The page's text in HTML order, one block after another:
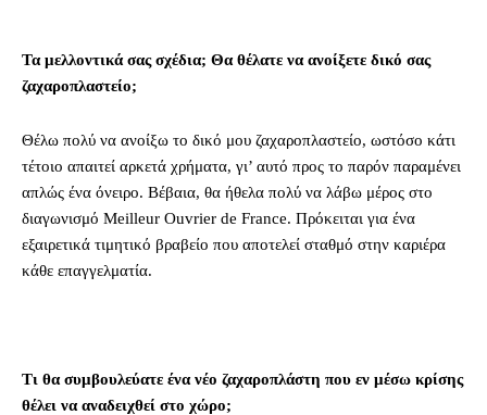
Τα μελλοντικά σας σχέδια; Θα θέλατε να ανοίξετε δικό σας
ζαχαροπλαστείο;
Θέλω πολύ να ανοίξω το δικό μου ζαχαροπλαστείο, ωστόσο κάτι
τέτοιο απαιτεί αρκετά χρήματα, γι’ αυτό προς το παρόν παραμένει
απλώς ένα όνειρο. Βέβαια, θα ήθελα πολύ να λάβω μέρος στο
διαγωνισμό Meilleur Ouvrier de France. Πρόκειται για ένα
εξαιρετικά τιμητικό βραβείο που αποτελεί σταθμό στην καριέρα
κάθε επαγγελματία.
Τι θα συμβουλεύατε ένα νέο ζαχαροπλάστη που εν μέσω κρίσης
θέλει να αναδειχθεί στο χώρο;